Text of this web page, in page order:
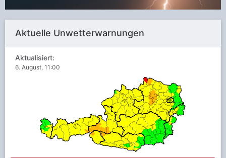
Aktuelle Unwetterwarnungen
Aktualisiert:
6. August, 11:00